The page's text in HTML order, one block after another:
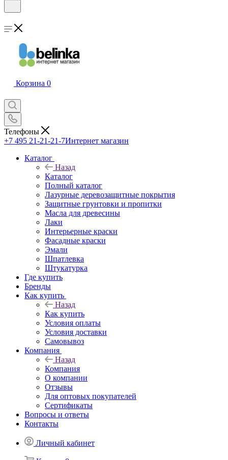
Корзина 0
Телефоны
+7 495 21-21-21-7Интернет магазин
Каталог
Назад
Каталог
Полный каталог
Лазурные деревозащитные покрытия
Защитные грунтовки и пропитки
Масла для древесины
Лаки
Интерьерные краски
Фасадные краски
Эмали
Шпатлевка
Штукатурка
Где купить
Бренды
Как купить
Назад
Как купить
Условия оплаты
Условия доставки
Самовывоз
Компания
Назад
Компания
О компании
Отзывы
Для оптовых покупателей
Сертификаты
Вопросы и ответы
Контакты
Личный кабинет